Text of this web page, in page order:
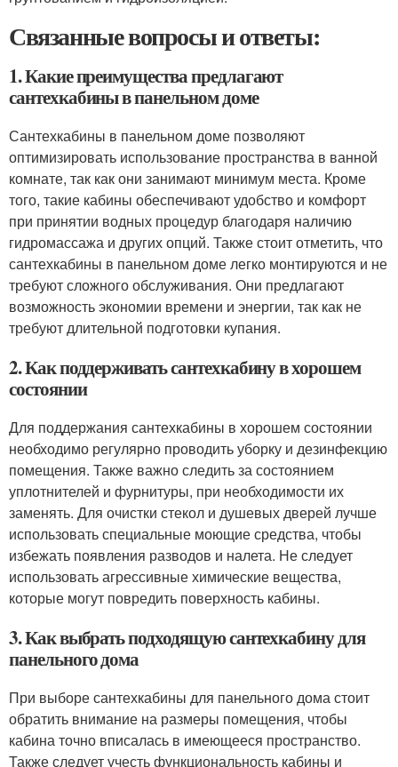
Связанные вопросы и ответы:
1. Какие преимущества предлагают
сантехкабины в панельном доме
Сантехкабины в панельном доме позволяют
оптимизировать использование пространства в ванной
комнате, так как они занимают минимум места. Кроме
того, такие кабины обеспечивают удобство и комфорт
при принятии водных процедур благодаря наличию
гидромассажа и других опций. Также стоит отметить, что
сантехкабины в панельном доме легко монтируются и не
требуют сложного обслуживания. Они предлагают
возможность экономии времени и энергии, так как не
требуют длительной подготовки купания.
2. Как поддерживать сантехкабину в хорошем
состоянии
Для поддержания сантехкабины в хорошем состоянии
необходимо регулярно проводить уборку и дезинфекцию
помещения. Также важно следить за состоянием
уплотнителей и фурнитуры, при необходимости их
заменять. Для очистки стекол и душевых дверей лучше
использовать специальные моющие средства, чтобы
избежать появления разводов и налета. Не следует
использовать агрессивные химические вещества,
которые могут повредить поверхность кабины.
3. Как выбрать подходящую сантехкабину для
панельного дома
При выборе сантехкабины для панельного дома стоит
обратить внимание на размеры помещения, чтобы
кабина точно вписалась в имеющееся пространство.
Также следует учесть функциональность кабины и